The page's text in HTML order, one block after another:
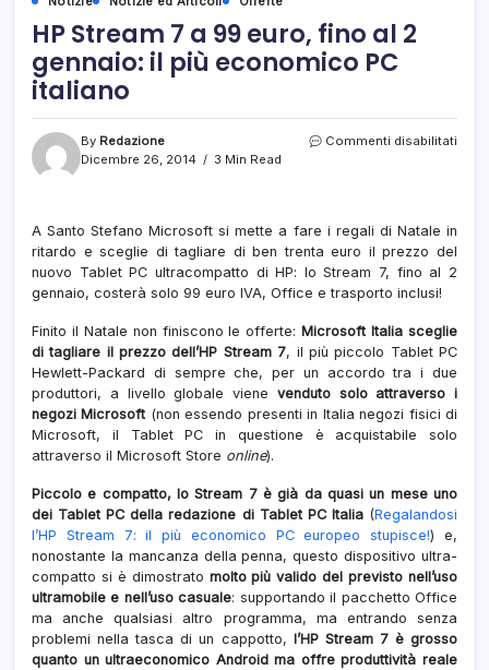
HP Stream 7 a 99 euro, fino al 2
gennaio: il più economico PC
italiano
By Redazione
Dicembre 26, 2014
3 Min Read
Commenti disabilitati
PC
A Santo Stefano Microsoft si mette a fare i regali di Natale in
ritardo e sceglie di tagliare di ben trenta euro il prezzo del
nuovo Tablet PC ultracompatto di HP: lo Stream 7, fino al 2
gennaio, costerà solo 99 euro IVA, Office e trasporto inclusi!
Finito il Natale non finiscono le offerte: Microsoft Italia sceglie
di tagliare il prezzo dell’HP Stream 7, il più piccolo Tablet PC
Hewlett-Packard di sempre che, per un accordo tra i due
produttori, a livello globale viene venduto solo attraverso i
negozi Microsoft (non essendo presenti in Italia negozi fisici di
Microsoft, il Tablet PC in questione è acquistabile solo
attraverso il Microsoft Store online).
Piccolo e compatto, lo Stream 7 è già da quasi un mese uno
dei Tablet PC della redazione di Tablet PC Italia(Regalandosi
l’HP Stream 7: il più economico PC europeo stupisce!) e,
nonostante la mancanza della penna, questo dispositivo ultra-
compatto si è dimostrato molto più valido del previsto nell’uso
ultramobile e nell’uso casuale: supportando il pacchetto Office
ma anche qualsiasi altro programma, ma entrando senza
problemi nella tasca di un cappotto, l’HP Stream 7 è grosso
quanto un ultraeconomico Android ma offre produttività reale